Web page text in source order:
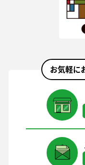
お気軽に